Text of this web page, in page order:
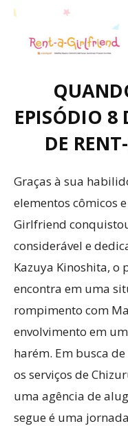
EPISÓDIO 8
DE
Graças à sua
elementos cômicos
Girlfriend
considerável e
Kazuya Kinoshita, o
encontra em uma
rompimento com
envolvimento em
harém. Em busca
os serviços de
uma agência de
segue é uma